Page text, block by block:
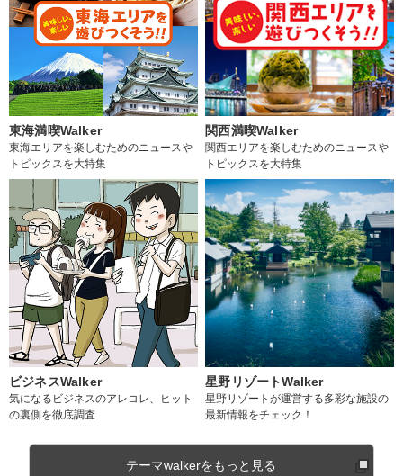
東海満喫Walker
東海エリアを楽しむためのニュースや
トピックスを大特集
関西満喫Walker
関西エリアを楽しむためのニュースや
トピックスを大特集
ビジネスWalker
気になるビジネスのアレコレ、ヒット
の裏側を徹底調査
星野リゾートWalker
星野リゾートが運営する多彩な施設の
最新情報をチェック！
テーマwalkerをもっと見る